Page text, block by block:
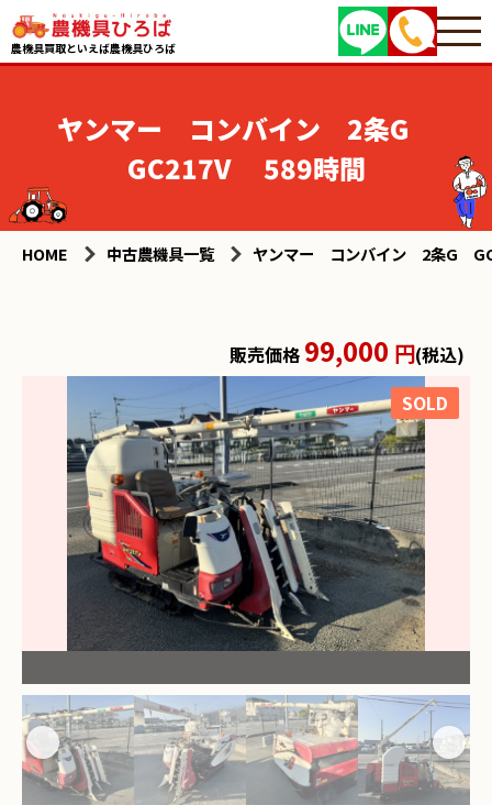
農機具買取といえば農機具ひろば
ヤンマー コンバイン 2条G
GC217V 589時間
HOME 中古農機具一覧 ヤンマー コンバイン 2条G
販売価格 99,000 円(税込)
SOLD